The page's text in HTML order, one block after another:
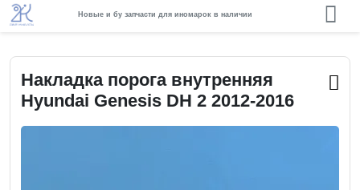
Новые и бу запчасти для иномарок в наличии
Накладка порога внутренняя
Hyundai Genesis DH 2 2012-2016